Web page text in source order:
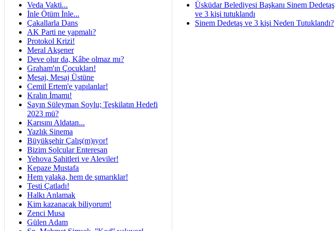
Veda Vakti...
İnle Ötüm İnle...
Çakallarla Dans
AK Parti ne yapmalı?
Protokol Krizi!
Meral Akşener
Deve olur da, Kâbe olmaz mı?
Graham'ın Çocukları!
Mesaj, Mesaj Üstüne
Cemil Ertem'e yapılanlar!
Kralın İmamı!
Sayın Süleyman Soylu; Teşkilatın Hedefi
2023 mü?
Karısını Aldatan...
Yazlık Sinema
Büyükşehir Çalış(m)ıyor!
Bizim Solcular Enteresan
Yehova Şahitleri ve Aleviler!
Kepaze Mustafa
Hem yalaka, hem de şımarıklar!
Testi Çatladı!
Halkı Anlamak
Kim kazanacak biliyorum!
Zenci Musa
Gülen Adam
Üsküdar Belediyesi Başkanı Sinem Dedetaş
ve 3 kişi tutuklandı
Sinem Dedetaş ve 3 kişi Neden Tutuklandı?